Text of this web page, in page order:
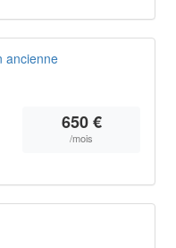
ancienne
650 €
/mois